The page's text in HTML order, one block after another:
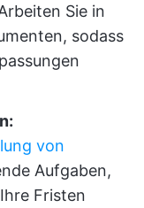
Sie in
sodass
von
Aufgaben,
Fristen